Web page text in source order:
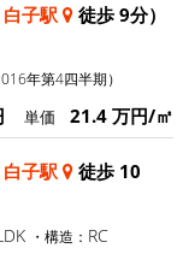
子駅 徒歩 9分）
年第4四半期）
単価 21.4 万円/㎡
子駅
徒歩 10
・構造： RC